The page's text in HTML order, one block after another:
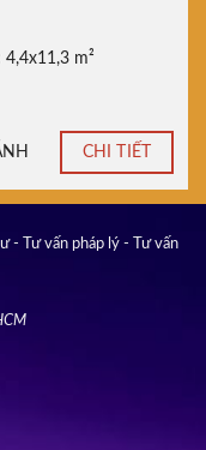
4,4x11,3 m²
CHI TIẾT
- Tư vấn pháp lý - Tư vấn